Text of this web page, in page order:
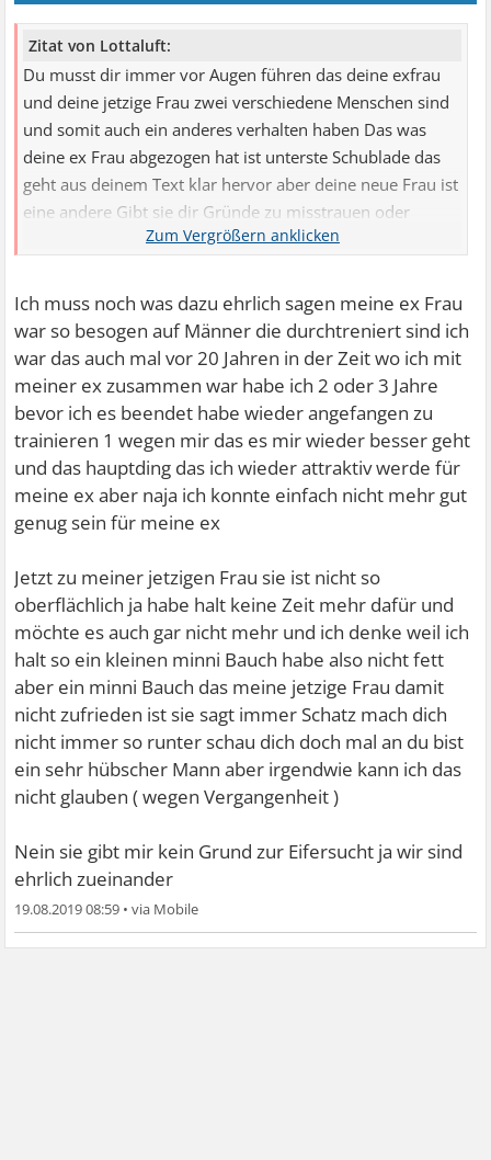
Zitat von Lottaluft:
Du musst dir immer vor Augen führen das deine exfrau
und deine jetzige Frau zwei verschiedene Menschen sind
und somit auch ein anderes verhalten haben Das was
deine ex Frau abgezogen hat ist unterste Schublade das
geht aus deinem Text klar hervor aber deine neue Frau ist
eine andere Gibt sie dir Gründe zu misstrauen oder
eifersüchtig zu sein?Seid ihr beide offen und ehrlich
versuche aus dieser hab acht Haltung zu kommen
Kommunizierst du mit ihr offen über deine Eifersucht ?
Ich muss noch was dazu ehrlich sagen meine ex Frau
war so besogen auf Männer die durchtreniert sind ich
war das auch mal vor 20 Jahren in der Zeit wo ich mit
meiner ex zusammen war habe ich 2 oder 3 Jahre
bevor ich es beendet habe wieder angefangen zu
trainieren 1 wegen mir das es mir wieder besser geht
und das hauptding das ich wieder attraktiv werde für
meine ex aber naja ich konnte einfach nicht mehr gut
genug sein für meine ex
Jetzt zu meiner jetzigen Frau sie ist nicht so
oberflächlich ja habe halt keine Zeit mehr dafür und
möchte es auch gar nicht mehr und ich denke weil ich
halt so ein kleinen minni Bauch habe also nicht fett
aber ein minni Bauch das meine jetzige Frau damit
nicht zufrieden ist sie sagt immer Schatz mach dich
nicht immer so runter schau dich doch mal an du bist
ein sehr hübscher Mann aber irgendwie kann ich das
nicht glauben ( wegen Vergangenheit )
Nein sie gibt mir kein Grund zur Eifersucht ja wir sind
ehrlich zueinander
19.08.2019 08:59 •